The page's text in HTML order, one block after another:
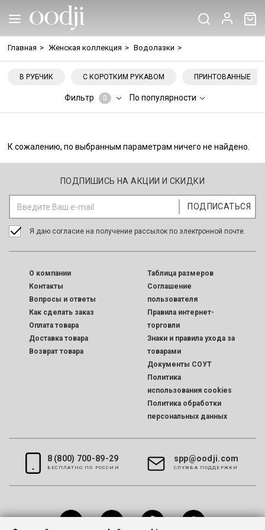
Главная > Женская коллекция > Водолазки >
В РУБЧИК С КОРОТКИМ РУКАВОМ ПРИНТОВАННЫЕ
Фильтр 0 По популярности
К сожалению, по выбранным параметрам ничего не найдено.
ПОДПИШИСЬ НА АКЦИИ И СКИДКИ
Я даю согласие на получение рассылок по электронной почте.
O компании
Контакты
Вопросы и ответы
Как сделать заказ
Оплата товара
Доставка товара
Возврат товара
Таблица размеров
Соглашение
пользователя
Правила интернет-
торговли
Знаки и правила ухода за
товарами
Документы СОУТ
Политика
использования cookies
Политика обработки
персональных данных
8 (800) 700-89-29
БЕСПЛАТНО ПО РОССИИ
spp@oodji.com
CЛУЖБА ПОДДЕРЖКИ